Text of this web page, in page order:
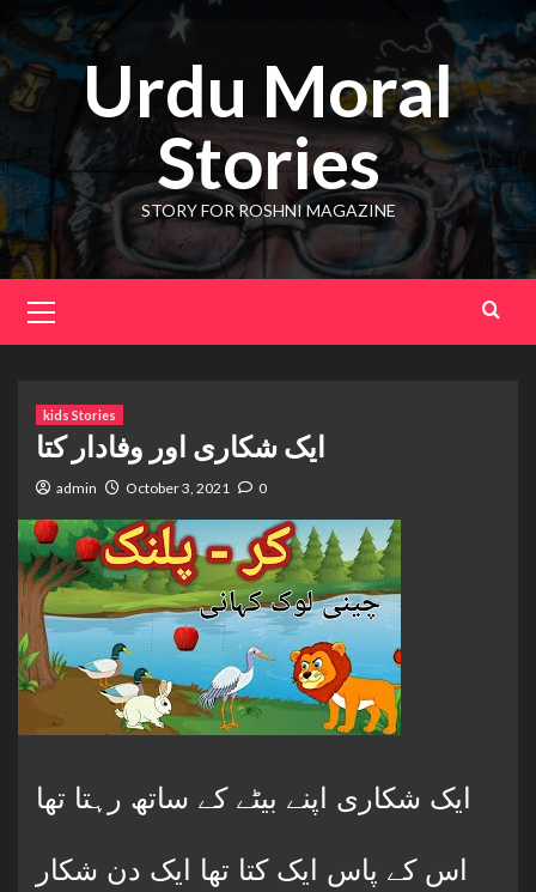
to
content
Urdu Moral
Stories
STORY FOR ROSHNI MAGAZINE
Menu
kids Stories
ایک شکاری اور وفادار کتا
admin October 3, 2021 0
ایک شکاری اپنے بیٹے کے ساتھ رہتا تھا
اس کے پاس ایک کتا تھا ایک دن شکار